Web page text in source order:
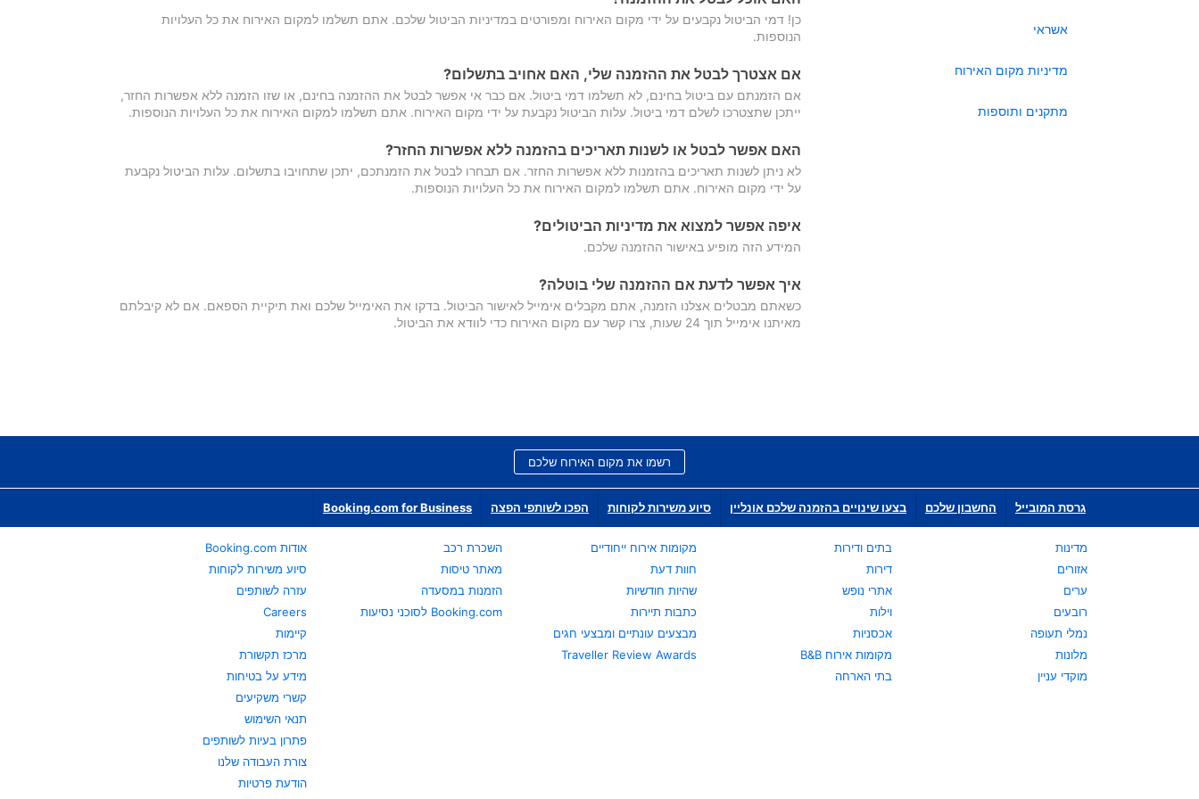
אשראי
מדיניות מקום האירוח
מתקנים ותוספות
כן! דמי הביטול נקבעים על ידי מקום האירוח ומפורטים במדיניות הביטול שלכם. אתם תשלמו למקום האירוח את כל העלויות
הנוספות.
אם אצטרך לבטל את ההזמנה שלי, האם אחויב בתשלום?
אם הזמנתם עם ביטול בחינם, לא תשלמו דמי ביטול. אם כבר אי אפשר לבטל את ההזמנה בחינם, או שזו הזמנה ללא אפשרות החזר,
ייתכן שתצטרכו לשלם דמי ביטול. עלות הביטול נקבעת על ידי מקום האירוח. אתם תשלמו למקום האירוח את כל העלויות הנוספות.
האם אפשר לבטל או לשנות תאריכים בהזמנה ללא אפשרות החזר?
לא ניתן לשנות תאריכים בהזמנות ללא אפשרות החזר. אם תבחרו לבטל את הזמנתכם, יתכן שתחויבו בתשלום. עלות הביטול נקבעת
על ידי מקום האירוח. אתם תשלמו למקום האירוח את כל העלויות הנוספות.
איפה אפשר למצוא את מדיניות הביטולים?
המידע הזה מופיע באישור ההזמנה שלכם.
איך אפשר לדעת אם ההזמנה שלי בוטלה?
כשאתם מבטלים אצלנו הזמנה, אתם מקבלים אימייל לאישור הביטול. בדקו את האימייל שלכם ואת תיקיית הספאם. אם לא קיבלתם
מאיתנו אימייל תוך 24 שעות, צרו קשר עם מקום האירוח כדי לוודא את הביטול.
רשמו את מקום האירוח שלכם
גרסת המובייל החשבון שלכם בצעו שינויים בהזמנה שלכם אונליין סיוע משירות לקוחות הפכו לשותפי הפצה Booking.com for Business
מדינות
אזורים
ערים
רובעים
נמלי תעופה
מלונות
מוקדי עניין
בתים ודירות
דירות
אתרי נופש
וילות
אכסניות
מקומות אירוח B&B
בתי הארחה
מקומות אירוח ייחודיים
חוות דעת
שהיות חודשיות
כתבות תיירות
מבצעים עונתיים ומבצעי חגים
Traveller Review Awards
השכרת רכב
מאתר טיסות
הזמנות במסעדה
Booking.com לסוכני נסיעות
אודות Booking.com
סיוע משירות לקוחות
עזרה לשותפים
Careers
קיימות
מרכז תקשורת
מידע על בטיחות
קשרי משקיעים
תנאי השימוש
פתרון בעיות לשותפים
צורת העבודה שלנו
הודעת פרטיות